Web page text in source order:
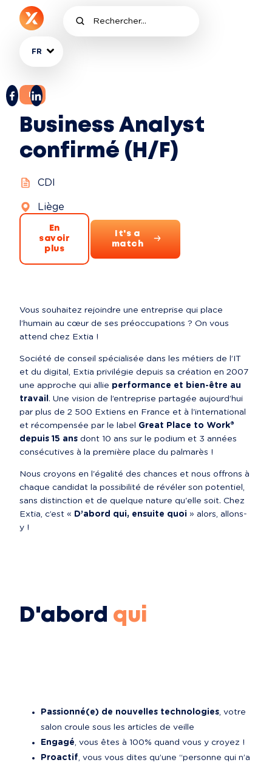
FR
IT
Business Analyst
confirmé (H/F)
CDI
Liège
En
savoir
plus
It's a
match
Vous souhaitez rejoindre une entreprise qui place
l’humain au cœur de ses préoccupations ? On vous
attend chez Extia !
Société de conseil spécialisée dans les métiers de l’IT
et du digital, Extia privilégie depuis sa création en 2007
une approche qui allie performance et bien-être au
travail. Une vision de l’entreprise partagée aujourd’hui
par plus de 2 500 Extiens en France et à l'international
et récompensée par le label Great Place to Work®
depuis 15 ans dont 10 ans sur le podium et 3 années
consécutives à la première place du palmarès !
Nous croyons en l'égalité des chances et nous offrons à
chaque candidat la possibilité de révéler son potentiel,
sans distinction et de quelque nature qu'elle soit. Chez
Extia, c’est « D’abord qui, ensuite quoi » alors, allons-
y !
D'abord qui
Passionné(e) de nouvelles technologies, votre
salon croule sous les articles de veille
Engagé, vous êtes à 100% quand vous y croyez !
Proactif, vous vous dites qu’une “personne qui n’a